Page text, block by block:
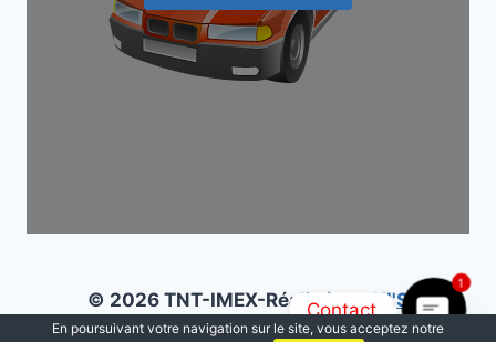
© 2026 TNT-IMEX-Réalisé parKI'S
En poursuivant votre navigation sur le site, vous acceptez notre
Contact
1